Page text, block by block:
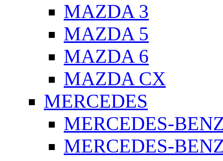
MAZDA 3
MAZDA 5
MAZDA 6
MAZDA CX
MERCEDES
MERCEDES-
MERCEDES-